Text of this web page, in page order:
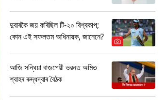
দুবাৰকৈ জয় কৰিছিল টি-২০ বিশ্বকাপ;
কোন এই সফলতম অধিনায়ক, জানেনে?
আজি সন্ধিয়া বাজপেয়ী ভৱনত অমিত
শ্বাহৰ ৰুদ্ধদ্বাৰ বৈঠক